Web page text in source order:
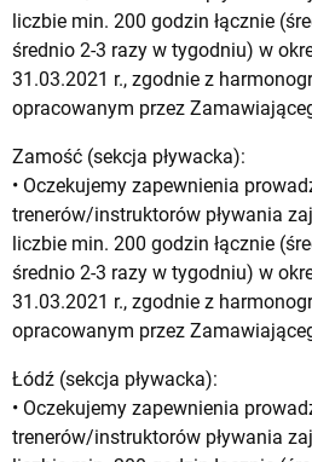
liczbie min. 200 godzin łącznie
średnio 2-3 razy w tygodniu) w
31.03.2021 r., zgodnie z
opracowanym przez
Zamość (sekcja pływacka):
• Oczekujemy zapewnienia
trenerów/instruktorów pływania
liczbie min. 200 godzin łącznie
średnio 2-3 razy w tygodniu) w
31.03.2021 r., zgodnie z
opracowanym przez
Łódź (sekcja pływacka):
• Oczekujemy zapewnienia
trenerów/instruktorów pływania